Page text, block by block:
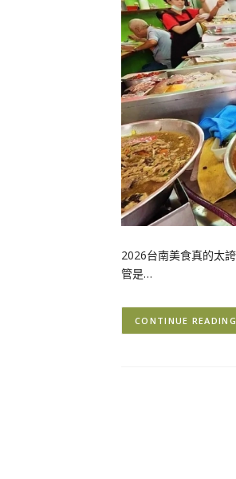
2026台南美食真的太
管是…
CONTINUE READING